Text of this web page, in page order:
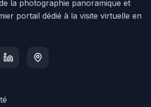
la photographie panoramique et
portail dédié à la visite virtuelle en